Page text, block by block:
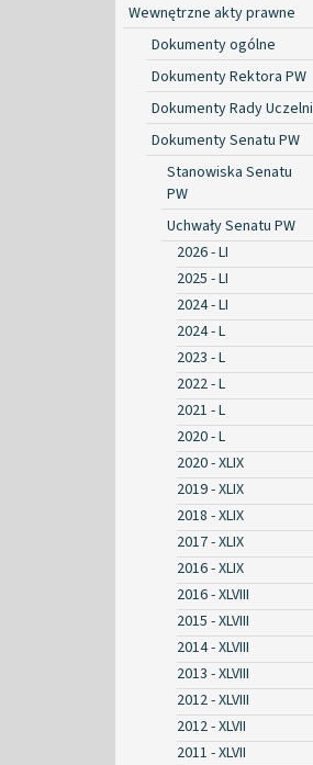
Wewnętrzne akty prawne
Dokumenty ogólne
Dokumenty Rektora PW
Dokumenty Rady Uczelni
Dokumenty Senatu PW
Stanowiska Senatu
PW
Uchwały Senatu PW
2026 - LI
2025 - LI
2024 - LI
2024 - L
2023 - L
2022 - L
2021 - L
2020 - L
2020 - XLIX
2019 - XLIX
2018 - XLIX
2017 - XLIX
2016 - XLIX
2016 - XLVIII
2015 - XLVIII
2014 - XLVIII
2013 - XLVIII
2012 - XLVIII
2012 - XLVII
2011 - XLVII